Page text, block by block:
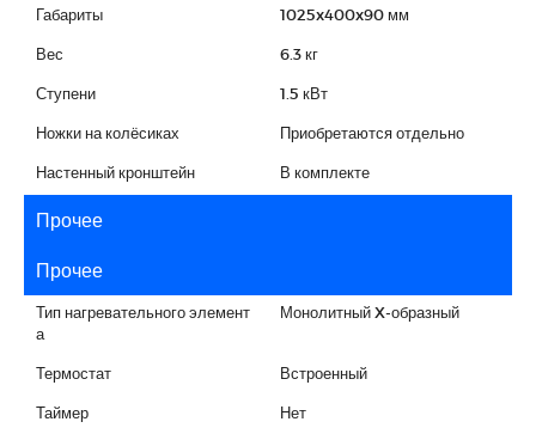
Габариты 1025x400x90 мм
Вес 6.3 кг
Ступени 1.5 кВт
Ножки на колёсиках Приобретаются отдельно
Настенный кронштейн В комплекте
Прочее
Прочее
Тип нагревательного элемент
а
Монолитный X-образный
Термостат Встроенный
Таймер Нет